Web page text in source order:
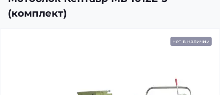
(комплект)
нет в наличии